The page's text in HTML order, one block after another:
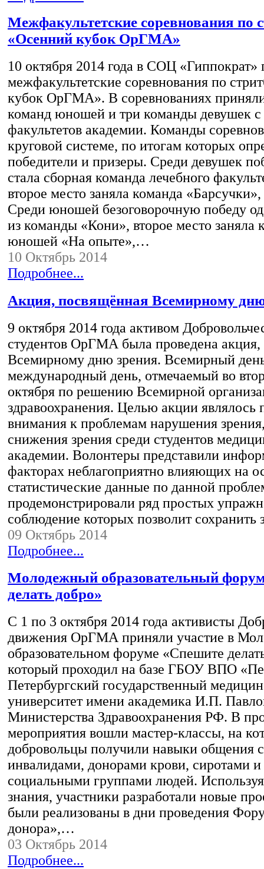
Межфакультетские соревнования по
«Осенний кубок ОрГМА»
10 октября 2014 года в СОЦ
межфакультетские соревнования по
кубок ОрГМА». В соревнованиях
команд юношей и три команды девушек с
факультетов академии. Команды
круговой системе, по итогам которых
победители и призеры. Среди девушек
стала сборная команда лечебного
второе место заняла команда
Среди юношей безоговорочную победу
из команды «Кони», второе место заняла
юношей «На опыте»,…
10 Октябрь 2014
Подробнее...
Акция, посвящённая Всемирному
9 октября 2014 года активом
студентов ОрГМА была проведена
Всемирному дню зрения. Всемирный
международный день, отмечаемый во
октября по решению Всемирной
здравоохранения. Целью акции являлось
внимания к проблемам нарушения
снижения зрения среди студентов
академии. Волонтеры представили
факторах неблагоприятно влияющих на
статистические данные по данной
продемонстрировали ряд простых
соблюдение которых позволит
09 Октябрь 2014
Подробнее...
Молодежный образовательный
делать добро»
С 1 по 3 октября 2014 года активисты
движения ОрГМА приняли участие в
образовательном форуме «Спешите
который проходил на базе ГБОУ ВПО
Петербургский государственный
университет имени академика И.П.
Министерства Здравоохранения РФ. В
мероприятия вошли мастер-классы, на
добровольцы получили навыки общения
инвалидами, донорами крови, сиротами
социальными группами людей.
знания, участники разработали новые
были реализованы в дни проведения
донора»,…
03 Октябрь 2014
Подробнее...